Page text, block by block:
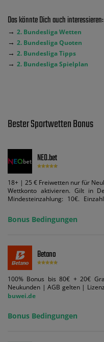
Das könnte Dich auch interessieren:
→ 2. Bundesliga Wetten
→ 2. Bundesliga Quoten
→ 2. Bundesliga Tipps
→ 2. Bundesliga Spielplan
Bester Sportwetten Bonus
NEO.bet
18+ | 25 € Freiwetten nur für
Wettkonto aktivieren. Gilt in
Mindesteinzahlung: 10€.
Bedingungen können geändert
Suchtrisiken: buwei.de.
Bonus Bedingungen
Betano
100% Bonus bis 80€ + 20€
Neukunden | AGB gelten |
buwei.de
Bonus Bedingungen